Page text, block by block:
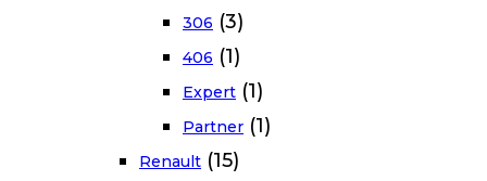
306 (3)
406 (1)
Expert (1)
Partner (1)
Renault (15)